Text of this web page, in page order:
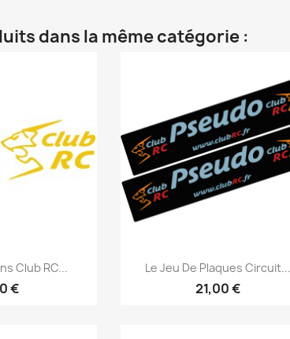
dans la même catégorie :
rapide
Club RC...
€
 Aperçu rapide
Le Jeu De Plaques Circuit...
21,00 €